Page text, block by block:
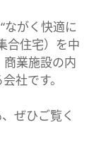
ながく快適に
合住宅）を中
業施設の内
社です。
、ぜひご覧く